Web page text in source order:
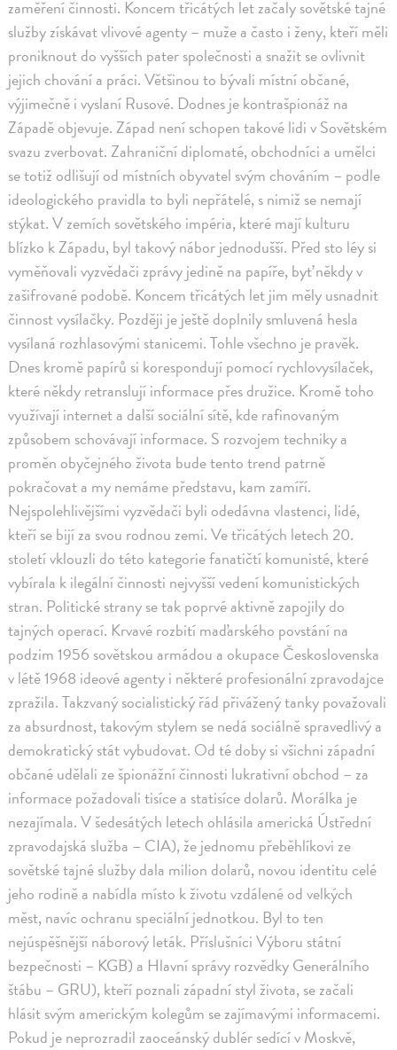
zaměření činnosti. Koncem třicátých let začaly sovětské tajné
služby získávat vlivové agenty – muže a často i ženy, kteří měli
proniknout do vyšších pater společnosti a snažit se ovlivnit
jejich chování a práci. Většinou to bývali místní občané,
výjimečně i vyslaní Rusové. Dodnes je kontrašpionáž na
Západě objevuje. Západ není schopen takové lidi v Sovětském
svazu zverbovat. Zahraniční diplomaté, obchodníci a umělci
se totiž odlišují od místních obyvatel svým chováním – podle
ideologického pravidla to byli nepřátelé, s nimiž se nemají
stýkat. V zemích sovětského impéria, které mají kulturu
blízko k Západu, byl takový nábor jednodušší. Před sto léy si
vyměňovali vyzvědači zprávy jedině na papíře, byť někdy v
zašifrované podobě. Koncem třicátých let jim měly usnadnit
činnost vysílačky. Později je ještě doplnily smluvená hesla
vysílaná rozhlasovými stanicemi. Tohle všechno je pravěk.
Dnes kromě papírů si korespondují pomocí rychlovysílaček,
které někdy retranslují informace přes družice. Kromě toho
využívají internet a další sociální sítě, kde rafinovaným
způsobem schovávají informace. S rozvojem techniky a
proměn obyčejného života bude tento trend patrně
pokračovat a my nemáme představu, kam zamíří.
Nejspolehlivějšími vyzvědači byli odedávna vlastenci, lidé,
kteří se bijí za svou rodnou zemi. Ve třicátých letech 20.
století vklouzli do této kategorie fanatičtí komunisté, které
vybírala k ilegální činnosti nejvyšší vedení komunistických
stran. Politické strany se tak poprvé aktivně zapojily do
tajných operací. Krvavé rozbití maďarského povstání na
podzim 1956 sovětskou armádou a okupace Československa
v létě 1968 ideové agenty i některé profesionální zpravodajce
zpražila. Takzvaný socialistický řád přivážený tanky považovali
za absurdnost, takovým stylem se nedá sociálně spravedlivý a
demokratický stát vybudovat. Od té doby si všichni západní
občané udělali ze špionážní činnosti lukrativní obchod – za
informace požadovali tisíce a statisíce dolarů. Morálka je
nezajímala. V šedesátých letech ohlásila americká Ústřední
zpravodajská služba – CIA), že jednomu přeběhlíkovi ze
sovětské tajné služby dala milion dolarů, novou identitu celé
jeho rodině a nabídla místo k životu vzdálené od velkých
měst, navíc ochranu speciální jednotkou. Byl to ten
nejúspěšnější náborový leták. Příslušníci Výboru státní
bezpečnosti – KGB) a Hlavní správy rozvědky Generálního
štábu – GRU), kteří poznali západní styl života, se začali
hlásit svým americkým kolegům se zajímavými informacemi.
Pokud je neprozradil zaoceánský dublér sedící v Moskvě,